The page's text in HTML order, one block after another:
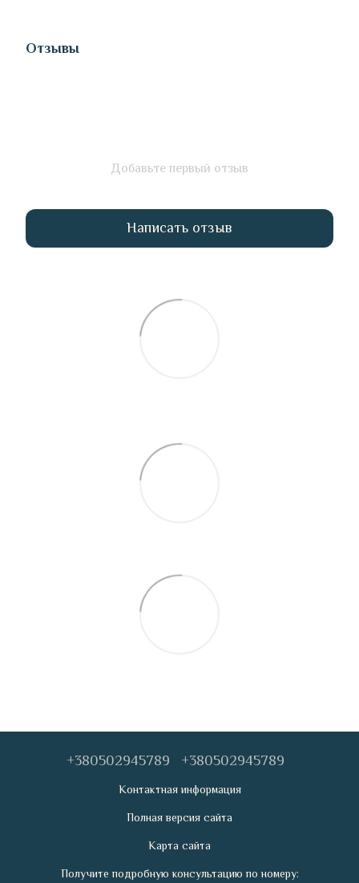
Отзывы
Добавьте первый отзыв
Написать отзыв
+380502945789 +380502945789
Контактная информация
Полная версия сайта
Карта сайта
Получите подробную консультацию по номеру: